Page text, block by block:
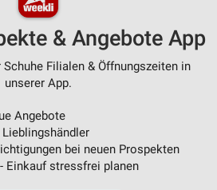
& Angebote App
Filialen & Öffnungszeiten in
unserer App.
Angebote
bei neuen Prospekten
Einkauf stressfrei planen